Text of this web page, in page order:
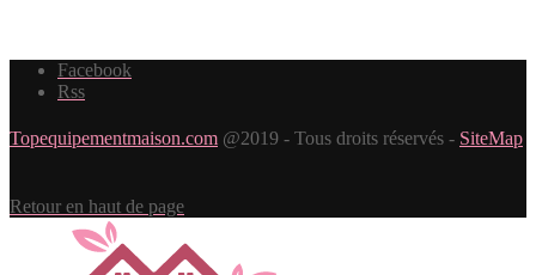
Facebook
Rss
Topequipementmaison.com @2019 - Tous droits réservés - SiteMap
Retour en haut de page